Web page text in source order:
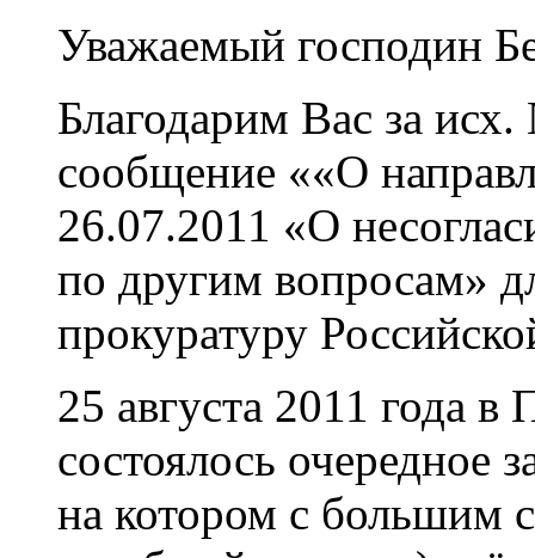
Уважаемый господин
Благодарим Вас за
сообщение ««О
26.07.2011 «О
по другим вопросам»
прокуратуру
25 августа 2011 года в
состоялось очередное
на котором с большим